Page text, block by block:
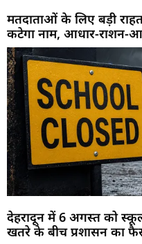
मतदाताओं के लिए बड़ी
कटेगा नाम, आधार-राशन-
देहरादून में 6 अगस्त को
खतरे के बीच प्रशासन का